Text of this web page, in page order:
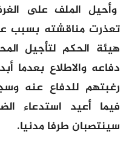
وأحيل الملف على
تعذرت مناقشته بسبب
هيئة الحكم لتأجيل
دفاعه والاطلاع بعدما
رغبتهم للدفاع عنه
فيما أعيد استدعاء
سينتصبان طرفا مدنيا.